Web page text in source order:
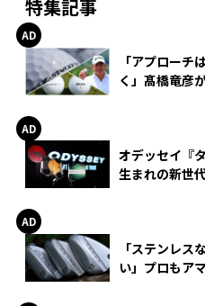
特集記事
「アプローチ
く」髙橋竜彦
オデッセイ『
生まれの新世
「ステンレス
い」プロもア